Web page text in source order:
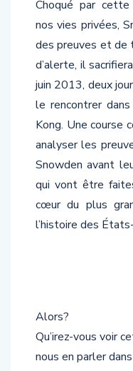
nos vies privées,
des preuves et de
d’alerte, il
juin 2013, deux
le rencontrer
Kong. Une course
analyser les
Snowden avant
qui vont être
cœur du plus
l’histoire des
Qu’irez-vous voir
nous en parler
Vous avez vu les